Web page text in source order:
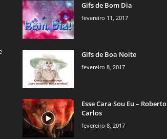
Gifs de Bom Dia
fevereiro 11, 2017
Gifs de Boa Noite
fevereiro 8, 2017
Esse Cara Sou Eu – Roberto
Carlos
fevereiro 8, 2017